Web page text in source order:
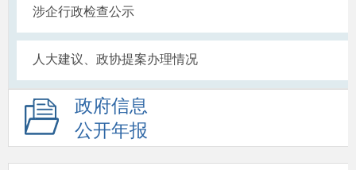
涉企行政检查公示
人大建议、政协提案办理情况
政府信息
公开年报